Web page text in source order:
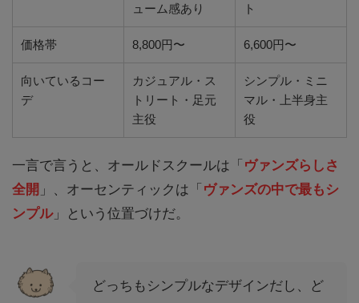
ューム感あり
ト
価格帯 8,800円〜 6,600円〜
向いているコー
デ
カジュアル・ス
トリート・足元
主役
シンプル・ミニ
マル・上半身主
役
一言で言うと、オールドスクールは「 ヴァンズらしさ
全開 」、オーセンティックは「 ヴァンズの中で最もシ
ンプル」という位置づけだ。
どっちもシンプルなデザインだし、ど